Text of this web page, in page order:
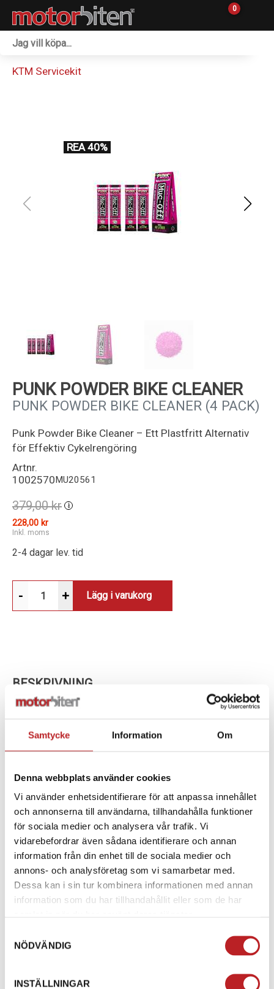
Samtycke Information Om
Denna webbplats använder cookies
Vi använder enhetsidentifierare för att anpassa innehållet
och annonserna till användarna, tillhandahålla funktioner
för sociala medier och analysera vår trafik. Vi
vidarebefordrar även sådana identifierare och annan
information från din enhet till de sociala medier och
annons- och analysföretag som vi samarbetar med.
Dessa kan i sin tur kombinera informationen med annan
information som du har tillhandahållit eller som de har
NÖDVÄNDIG
INSTÄLLNINGAR
0
Reservdelar
KTM Servicekit
REA 40%
PUNK POWDER BIKE CLEANER
PUNK POWDER BIKE CLEANER (4 PACK)
Punk Powder Bike Cleaner – Ett Plastfritt Alternativ
för Effektiv Cykelrengöring
Artnr.
1002570MU20561
379,00 kr i
228,00 kr
Inkl. moms
2-4 dagar lev. tid
- + Lägg i varukorg
BESKRIVNING
PUNK POWDER BIKE CLEANER – ETT PLASTFRITT
MUC-OFF har lanserat världens första plastfria
formula gör det enkelt att rengöra din hoj!
ENKEL ATT ANVÄNDA:Fyll upp din gamla Muc-Off-
flaska med 1 liter ljummet vatten och tillsätt Punk
Powder.
Skaka flaskan kraftigt i 30–60 sekunder för att
aktivera formulan. Klart för tvätt!
MILJÖVÄNLIG: 100 % plastfri, biologiskt nedbrytbara
SÄKER PÅ ALLA YTOR:
tätningar, kablar, skivbromsbelägg eller rotorer.